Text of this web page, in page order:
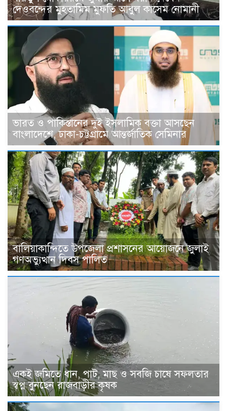
দেওবন্দের মুহতামিম মুফতি আবুল কাসেম নোমানী
ভারত ও পাকিস্তানের দুই ইসলামিক বক্তা আসছেন
বাংলাদেশে, ঢাকা-চট্টগ্রামে আন্তর্জাতিক সেমিনার
বালিয়াকান্দিতে উপজেলা প্রশাসনের আয়োজনে জুলাই
গণঅভ্যুত্থান দিবস পালিত
একই জমিতে ধান, পাট, মাছ ও সবজি চাষে সফলতার
স্বপ্ন বুনছেন রাজবাড়ীর কৃষক